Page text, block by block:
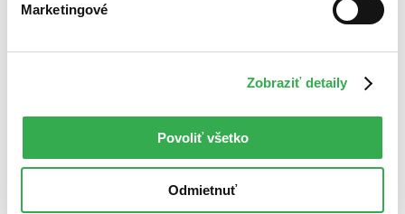
Marketingové
Zobraziť detaily
Povoliť všetko
Odmietnuť
Najdrahšie
vyhovujúci zadaným podmienkam.
Skúste prosím zmeniť vyhľadávaný výraz.